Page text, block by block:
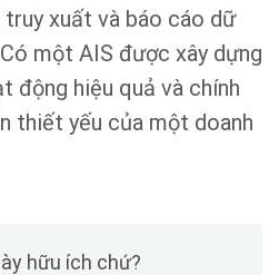
truy xuất và báo cáo dữ
một AIS được xây dựng
động hiệu quả và chính
thiết yếu của một doanh
hữu ích chứ?